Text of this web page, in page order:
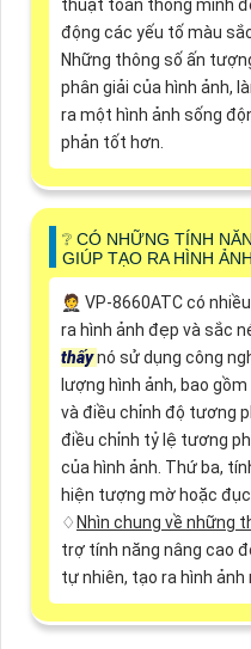
thuật toán thông minh
động các yếu tố màu
Những thông số ấn
phân giải của hình ảnh,
ra một hình ảnh sống
phản tốt hơn.
❔ CÓ NHỮNG TÍNH
GIÚP TẠO RA HÌNH
🤵 VP-8660ATC có
ra hình ảnh đẹp và sắc
thấynó sử dụng công
lượng hình ảnh, bao
và điều chỉnh độ tương
điều chỉnh tỷ lệ tương
của hình ảnh. Thứ ba,
hiện tượng mờ hoặc
♢ Nhìn chung về những
trợ tính năng nâng cao
tự nhiên, tạo ra hình ảnh